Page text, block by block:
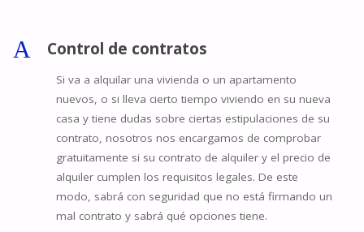
A Control de contratos
Si va a alquilar una vivienda o un apartamento
nuevos, o si lleva cierto tiempo viviendo en su nueva
casa y tiene dudas sobre ciertas estipulaciones de su
contrato, nosotros nos encargamos de comprobar
gratuitamente si su contrato de alquiler y el precio de
alquiler cumplen los requisitos legales. De este
modo, sabrá con seguridad que no está firmando un
mal contrato y sabrá qué opciones tiene.